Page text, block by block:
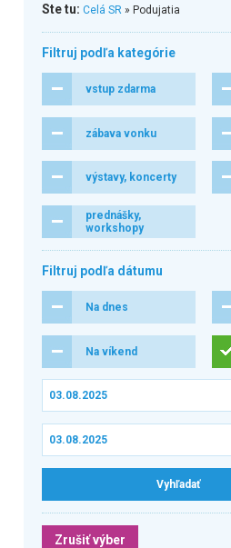
Ste tu: Celá SR» Podujatia
Filtruj podľa kategórie
vstup zdarma
zábava vonku
výstavy, koncerty
prednášky,
workshopy
Filtruj podľa dátumu
Na dnes
Na víkend
Zrušiť výber